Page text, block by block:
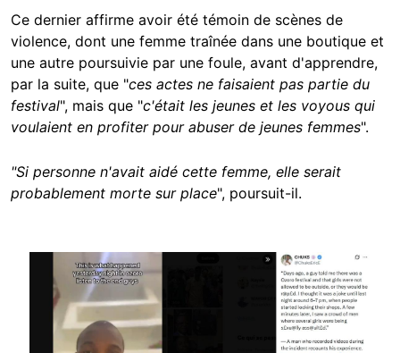
Ce dernier affirme avoir été témoin de scènes de
violence, dont une femme traînée dans une boutique et
une autre poursuivie par une foule, avant d'apprendre,
par la suite, que "ces actes ne faisaient pas partie du
festival", mais que "c'était les jeunes et les voyous qui
voulaient en profiter pour abuser de jeunes femmes".
"Si personne n'avait aidé cette femme, elle serait
probablement morte sur place", poursuit-il.